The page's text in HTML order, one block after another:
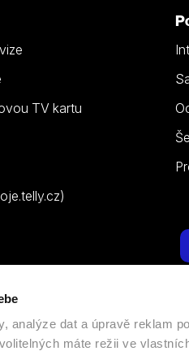
analýze dat a úpravě reklam
máte režii ve
TV kartu
| Všechna práva